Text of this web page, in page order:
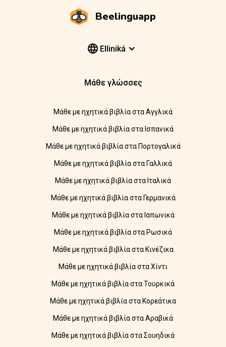
Beelinguapp
Elliniká
Μάθε γλώσσες
Μάθε με ηχητικά βιβλία στα Αγγλικά
Μάθε με ηχητικά βιβλία στα Ισπανικά
Μάθε με ηχητικά βιβλία στα Πορτογαλικά
Μάθε με ηχητικά βιβλία στα Γαλλικά
Μάθε με ηχητικά βιβλία στα Ιταλικά
Μάθε με ηχητικά βιβλία στα Γερμανικά
Μάθε με ηχητικά βιβλία στα Ιαπωνικά
Μάθε με ηχητικά βιβλία στα Ρωσικά
Μάθε με ηχητικά βιβλία στα Κινέζικα
Μάθε με ηχητικά βιβλία στα Χίντι
Μάθε με ηχητικά βιβλία στα Τουρκικά
Μάθε με ηχητικά βιβλία στα Κορεάτικα
Μάθε με ηχητικά βιβλία στα Αραβικά
Μάθε με ηχητικά βιβλία στα Σουηδικά